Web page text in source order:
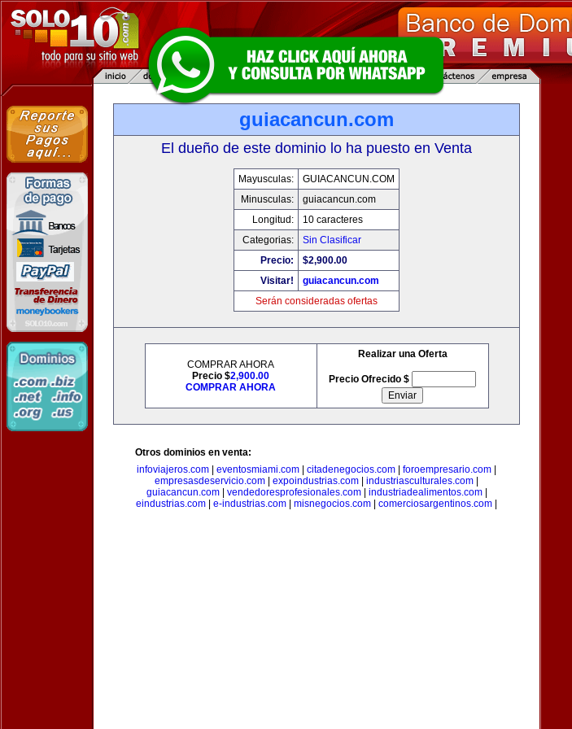
guiacancun.com
El dueño de este dominio lo ha puesto en Venta
Mayusculas:
GUIACANCUN.COM
Minusculas:
guiacancun.com
Longitud:
10 caracteres
Categorias:
Sin Clasificar
Precio:
$2,900.00
Visitar!
guiacancun.com
Serán consideradas ofertas
COMPRAR AHORA
Precio $2,900.00
COMPRAR AHORA
Realizar una Oferta
Precio Ofrecido $
Otros dominios en venta:
infoviajeros.com
eventosmiami.com citadenegocios.com foroempresario.com
empresasdeservicio.com
expoindustrias.com industriasculturales.com
guiacancun.com| vendedoresprofesionales.com| industriadealimentos.com|
eindustrias.com
e-industrias.com misnegocios.com comerciosargentinos.com